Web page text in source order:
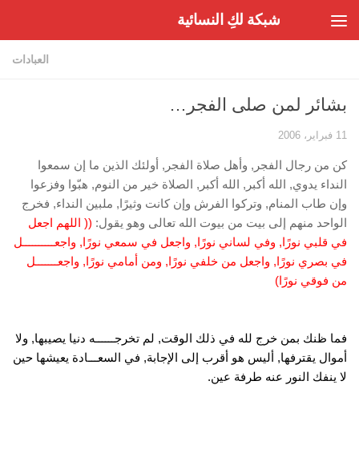
شبكة لكِ النسائية
العبادات
بشائر لمن صلى الفجر…
11 فبراير، 2006
كن من رجال الفجر, وأهل صلاة الفجر, أولئك الذين ما إن سمعوا
النداء يدوي, الله أكبر, الله أكبر, الصلاة خير من النوم, هبّوا وفزعوا
وإن طاب المنام, وتركوا الفرش وإن كانت وثيرًا, ملبين النداء, فخرج
الواحد منهم إلى بيت من بيوت الله تعالى وهو يقول: (( اللهم اجعل
في قلبي نورًا, وفي لساني نورًا, واجعل في سمعي نورًا, واجعــــــــــل
في بصري نورًا, واجعل من خلفي نورًا, ومن أمامي نورًا, واجعـــــــل
من فوقي نورًا)
فما ظنك بمن خرج لله في ذلك الوقت, لم تخرجــــــه دنيا يصيبها, ولا
أموال يقترفها, أليس هو أقرب إلى الإجابة, في السعـــادة يعيشها حين
لا ينفك النور عنه طرفة عين.